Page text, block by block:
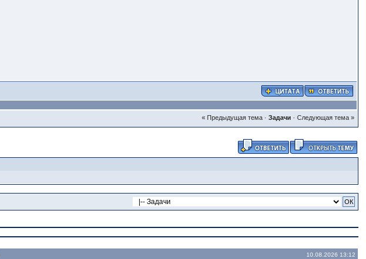
« Предыдущая тема· Задачи · Следующая тема »
10.08.2026 13:12